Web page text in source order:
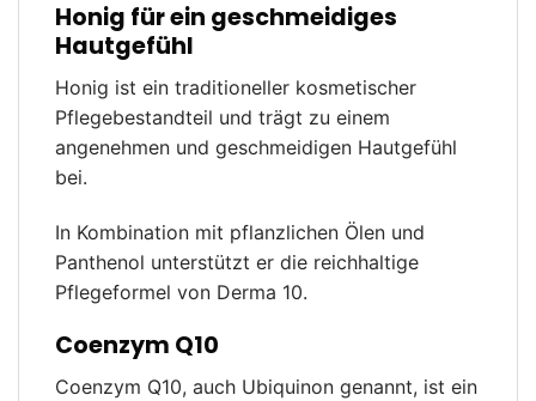
Honig für ein geschmeidiges
Hautgefühl
Honig ist ein traditioneller kosmetischer
Pflegebestandteil und trägt zu einem
angenehmen und geschmeidigen Hautgefühl
bei.
In Kombination mit pflanzlichen Ölen und
Panthenol unterstützt er die reichhaltige
Pflegeformel von Derma 10.
Coenzym Q10
Coenzym Q10, auch Ubiquinon genannt, ist ein